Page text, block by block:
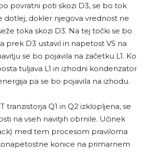
povratni poti skozi D3, se bo tok
dotlej, dokler njegova vrednost ne
toka skozi D3. Na tej točki se bo
prek D3 ustavil in napetost VS na
se bo pojavila na začetku L1. Ko
tuljava L1 in izhodni kondenzator
pa se bo pojavila na izhodu.
tranzistorja Q1 in Q2 izklopljena, se
na vseh navitjih obrnile. Učinek
med tem procesom praviloma
konice na primarnem